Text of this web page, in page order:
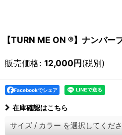
【TURN ME ON ®】ナンバー
販売価格: 12,000円(税別)
Facebookでシェア
在庫確認はこちら
サイズ / カラー を選択してくだ